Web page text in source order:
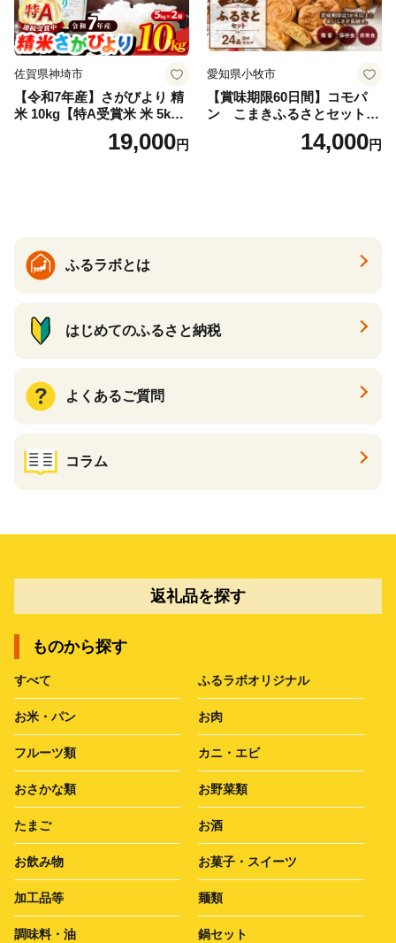
佐賀県神埼市
【令和7年産】さがびより 精
米 10kg【特A受賞米 米 5kg×
2袋 お米 コメ こめ 国産 美味
しい ブランド米 人気 ランキ
19,000円
愛知県小牧市
【賞味期限60日間】コモパ
ン こまきふるさとセット
（24個入り）／災害用備蓄
保存食 非常食 防災グッズに
14,000円
ふるラボとは
はじめてのふるさと納税
よくあるご質問
コラム
返礼品を探す
ものから探す
すべて ふるラボオリジナル
お米・パン お肉
フルーツ類 カニ・エビ
おさかな類 お野菜類
たまご お酒
お飲み物 お菓子・スイーツ
加工品等 麺類
調味料・油 鍋セット